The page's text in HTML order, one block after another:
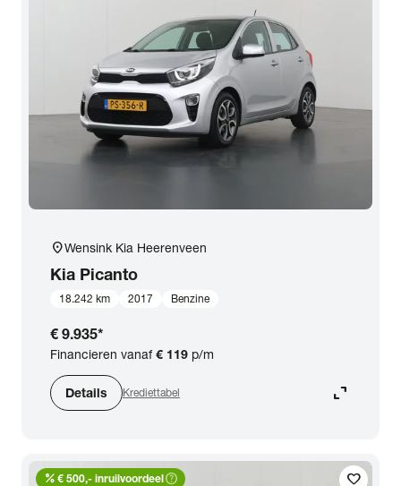
location_onWensink Kia Heerenveen
Kia Picanto
18.242 km 2017 Benzine
€ 9.935*
Financieren vanaf€ 119 p/m
Details Krediettabel expand_content
favorite
percent € 500,- inruilvoordeelhelp_outline